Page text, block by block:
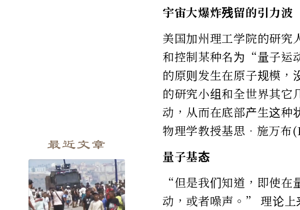
最近文章
宇宙大爆炸残留的引力波
美国加州理工学院的研究
和控制某种名为“量子运
的原则发生在原子规模
的研究小组和全世界其它
动，从而在底部产生这
物理学教授基思•施万布
量子基态
“但是我们知道，即使在
动，或者噪声。” 理论上